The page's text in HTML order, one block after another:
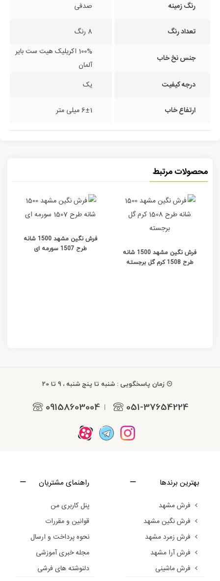
رنگ زمینه صدفی
تعداد رنگ 8 رنگ
جنس نخ خاب
100% اکریلیک هیت ست بایر
آلمان
درجه کیفیت
یک
ارتفاع خاب 6±1 میلی متر
محصولات مرتبط
فرش نگین مشهد 1500 شانه
طرح 1508 کرم گل برجسته
فرش نگین مشهد 1500 شانه
طرح 1507 سورمه ای
زمان پاسخگویی : شنبه تا پنج شنبه ، 9 تا 20
051-37654224
|
09158603004
بهترین برندها
فرش مشهد
فرش نگین مشهد
فرش زمرد مشهد
فرش آرا مشهد
فرش ماشینی
راهنمای مشتریان
پنل کاربری من
قوانین و مقررات
نحوه پرداخت و ارسال
مجله خبری آموزشی
دلنوشته های فرشی